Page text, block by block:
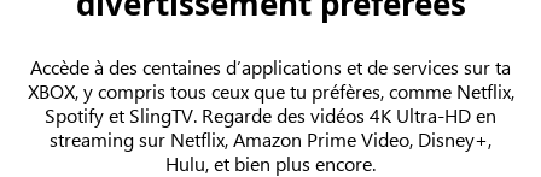
Accède à des centaines d’applications et de services sur ta
XBOX, y compris tous ceux que tu préfères, comme Netflix,
Spotify et SlingTV. Regarde des vidéos 4K Ultra-HD en
streaming sur Netflix, Amazon Prime Video, Disney+,
Hulu, et bien plus encore.